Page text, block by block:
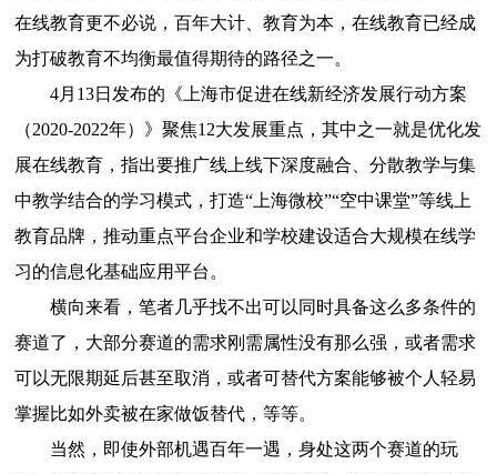
在线教育更不必说，百年大计、教育为本，在线教育已经成
为打破教育不均衡最值得期待的路径之一。
4月13日发布的《上海市促进在线新经济发展行动方案
（2020-2022年）》聚焦12大发展重点，其中之一就是优化发
展在线教育，指出要推广线上线下深度融合、分散教学与集
中教学结合的学习模式，打造“上海微校”“空中课堂”等线上
教育品牌，推动重点平台企业和学校建设适合大规模在线学
习的信息化基础应用平台。
横向来看，笔者几乎找不出可以同时具备这么多条件的
赛道了，大部分赛道的需求刚需属性没有那么强，或者需求
可以无限期延后甚至取消，或者可替代方案能够被个人轻易
掌握比如外卖被在家做饭替代，等等。
当然，即使外部机遇百年一遇，身处这两个赛道的玩